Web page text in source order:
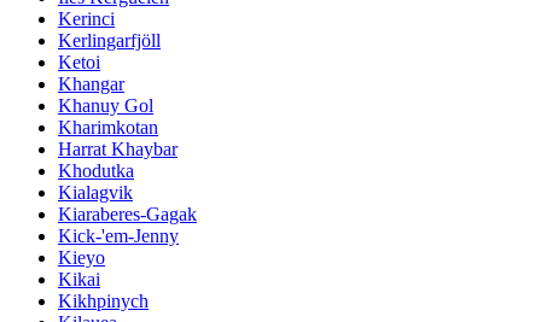
Kerinci
Kerlingarfjöll
Ketoi
Khangar
Khanuy Gol
Kharimkotan
Harrat Khaybar
Khodutka
Kialagvik
Kiaraberes-Gagak
Kick-'em-Jenny
Kieyo
Kikai
Kikhpinych